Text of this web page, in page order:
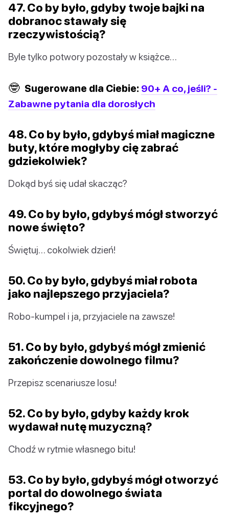
47. Co by było, gdyby twoje bajki na
dobranoc stawały się
rzeczywistością?
Byle tylko potwory pozostały w książce…
🤓 Sugerowane dla Ciebie: 90+ A co, jeśli? -
Zabawne pytania dla dorosłych
48. Co by było, gdybyś miał magiczne
buty, które mogłyby cię zabrać
gdziekolwiek?
Dokąd byś się udał skacząc?
49. Co by było, gdybyś mógł stworzyć
nowe święto?
Świętuj… cokolwiek dzień!
50. Co by było, gdybyś miał robota
jako najlepszego przyjaciela?
Robo-kumpel i ja, przyjaciele na zawsze!
51. Co by było, gdybyś mógł zmienić
zakończenie dowolnego filmu?
Przepisz scenariusze losu!
52. Co by było, gdyby każdy krok
wydawał nutę muzyczną?
Chodź w rytmie własnego bitu!
53. Co by było, gdybyś mógł otworzyć
portal do dowolnego świata
fikcyjnego?